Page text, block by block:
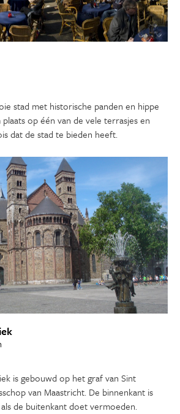
stad met historische panden en hippe
op één van de vele terrasjes en
dat de stad te bieden heeft.
is gebouwd op het graf van Sint
van Maastricht. De binnenkant is
de buitenkant doet vermoeden.